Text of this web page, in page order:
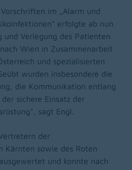
im „Alarm und
erfolgte ab nun
und Verlegung des Patienten
Wien in Zusammenarbeit
und spezialisierten
wurden insbesondere die
die Kommunikation entlang
sichere Einsatz der
sagt Engl.
der
Kärnten sowie des Roten
und konnte nach